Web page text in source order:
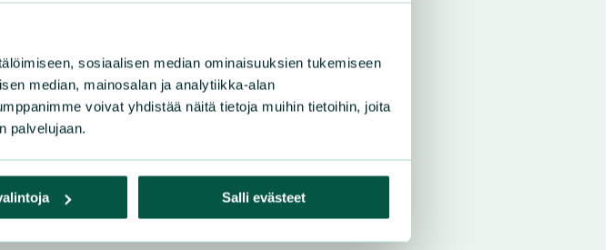
sosiaalisen median ominaisuuksien tukemiseen
median, mainosalan ja analytiikka-alan
voivat yhdistää näitä tietoja muihin tietoihin, joita
palvelujaan.
Salli evästeet